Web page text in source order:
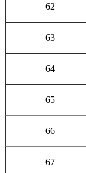
62
63
64
65
66
67